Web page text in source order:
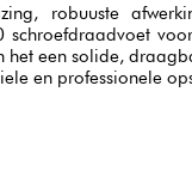
robuuste
schroefdraadvoet
het een solide,
en professionele